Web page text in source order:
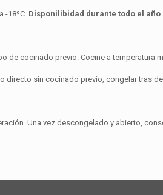
-18ºC. Disponilibidad durante todo el año
de cocinado previo. Cocine a temperatura
directo sin cocinado previo, congelar tras
Una vez descongelado y abierto,